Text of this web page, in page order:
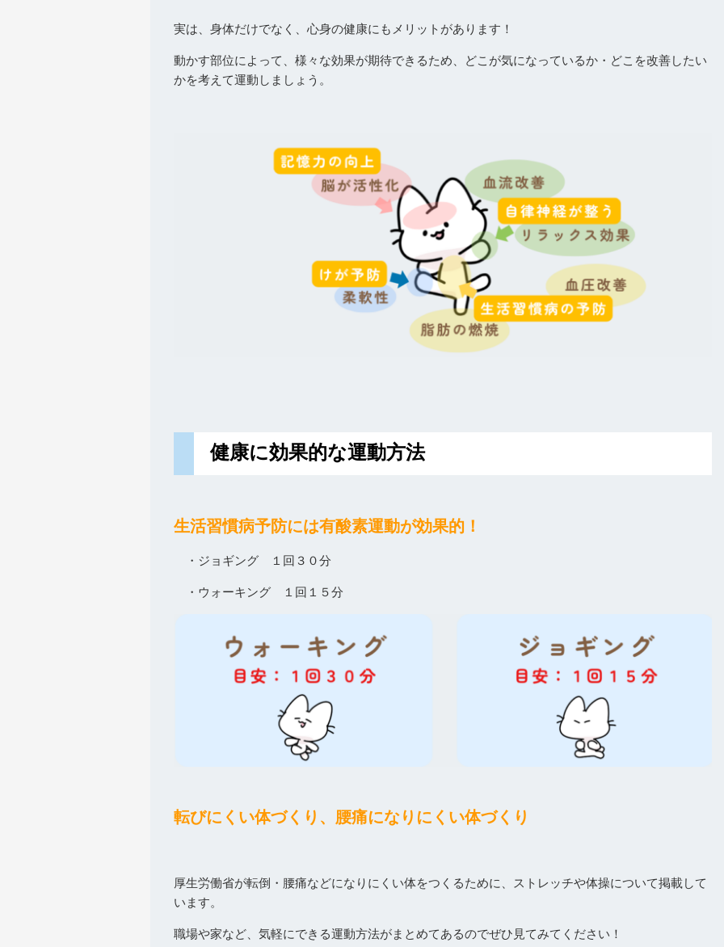
実は、身体だけでなく、心身の健康にもメリットがあります！
動かす部位によって、様々な効果が期待できるため、どこが気になっているか・どこを改善したい
かを考えて運動しましょう。
健康に効果的な運動方法
生活習慣病予防には有酸素運動が効果的！
・ジョギング １回３０分
・ウォーキング １回１５分
転びにくい体づくり、腰痛になりにくい体づくり
厚生労働省が転倒・腰痛などになりにくい体をつくるために、ストレッチや体操について掲載して
います。
職場や家など、気軽にできる運動方法がまとめてあるのでぜひ見てみてください！